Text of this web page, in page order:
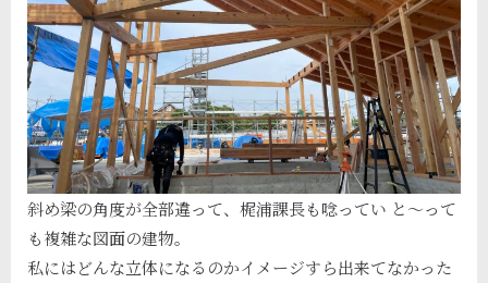
斜め梁の角度が全部違って、梶浦課長も唸ってい と〜って
も複雑な図面の建物。
私にはどんな立体になるのかイメージすら出来てなかった